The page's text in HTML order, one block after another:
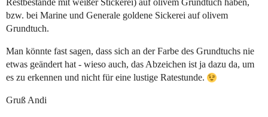
Restbestände mit weißer Stickerei) auf olivem Grundtuch haben,
bzw. bei Marine und Generale goldene Sickerei auf olivem
Grundtuch.
Man könnte fast sagen, dass sich an der Farbe des Grundtuchs nie
etwas geändert hat - wieso auch, das Abzeichen ist ja dazu da, um
es zu erkennen und nicht für eine lustige Ratestunde.
Gruß Andi